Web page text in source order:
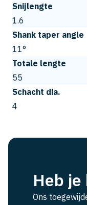
Snijlengte
1.6
Shank taper angle
11°
Totale lengte
55
Schacht dia.
4
Heb je
Ons